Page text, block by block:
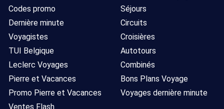
Codes promo
Dernière minute
Voyagistes
TUI Belgique
Leclerc Voyages
Pierre et Vacances
Promo Pierre et Vacances
Ventes Flash
Séjours
Circuits
Croisières
Autotours
Combinés
Bons Plans Voyage
Voyages dernière minute